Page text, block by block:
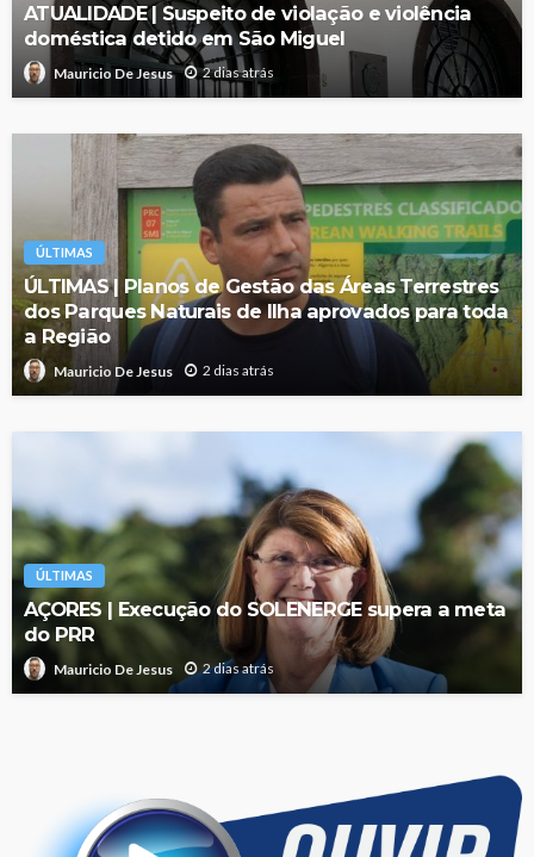
ATUALIDADE | Suspeito de violação e violência
doméstica detido em São Miguel
Mauricio De Jesus 2 dias atrás
ÚLTIMAS
ÚLTIMAS | Planos de Gestão das Áreas Terrestres
dos Parques Naturais de Ilha aprovados para toda
a Região
Mauricio De Jesus 2 dias atrás
ÚLTIMAS
AÇORES | Execução do SOLENERGE supera a meta
do PRR
Mauricio De Jesus 2 dias atrás